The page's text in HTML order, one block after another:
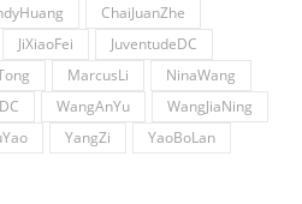
ChaiJuanZhe
JiXiaoFei
JuventudeDC
MarcusLi
NinaWang
WangAnYu
WangJiaNing
YangZi YaoBoLan